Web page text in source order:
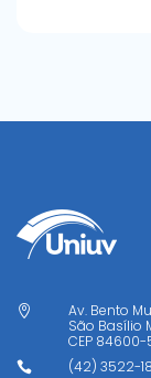

Av. Bento
São Basílio
CEP 84600-
 (42) 3522-